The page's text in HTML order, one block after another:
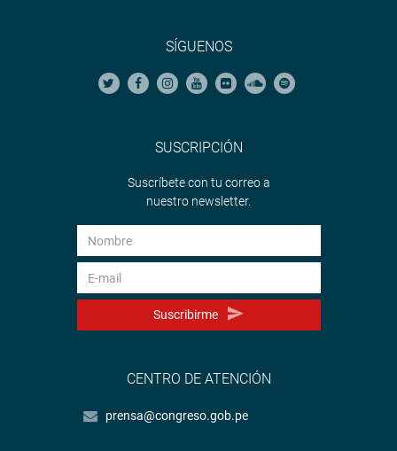
SÍGUENOS
SUSCRIPCIÓN
Suscríbete con tu correo a
nuestro newsletter.
Suscribirme
CENTRO DE ATENCIÓN
prensa@congreso.gob.pe